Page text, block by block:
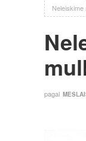
pagal